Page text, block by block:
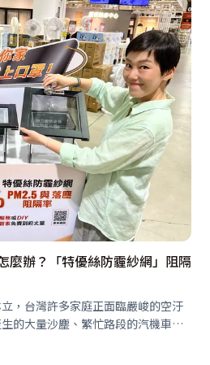
麼辦？「特優絲防霾紗網」阻隔
，台灣許多家庭正面臨嚴峻的空汙
的大量沙塵、繁忙路段的汽機車廢